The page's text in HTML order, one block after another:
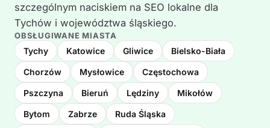
szczególnym naciskiem na SEO lokalne dla
Tychów i województwa śląskiego.
OBSŁUGIWANE MIASTA
Tychy Katowice Gliwice Bielsko-Biała
Chorzów Mysłowice Częstochowa
Pszczyna Bieruń Lędziny Mikołów
Bytom Zabrze Ruda Śląska